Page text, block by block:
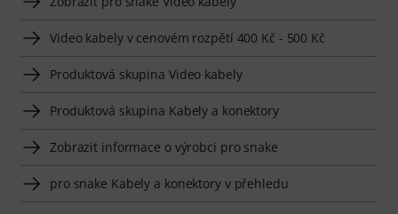
Video kabely v cenovém rozpětí 400 Kč - 500 Kč
Produktová skupina Video kabely
Produktová skupina Kabely a konektory
Zobrazit informace o výrobci pro snake
pro snake Kabely a konektory v přehledu